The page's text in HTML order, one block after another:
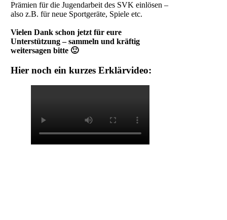
Prämien für die Jugendarbeit des SVK einlösen –
also z.B. für neue Sportgeräte, Spiele etc.
Vielen Dank schon jetzt für eure
Unterstützung – sammeln und kräftig
weitersagen bitte 🙂
Hier noch ein kurzes Erklärvideo: